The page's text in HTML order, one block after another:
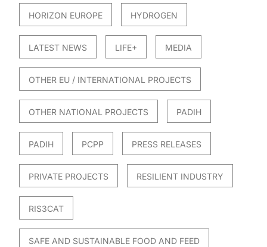
HORIZON EUROPE HYDROGEN
LATEST NEWS LIFE+ MEDIA
OTHER EU / INTERNATIONAL PROJECTS
OTHER NATIONAL PROJECTS PADIH
PADIH PCPP PRESS RELEASES
PRIVATE PROJECTS RESILIENT INDUSTRY
RIS3CAT
SAFE AND SUSTAINABLE FOOD AND FEED